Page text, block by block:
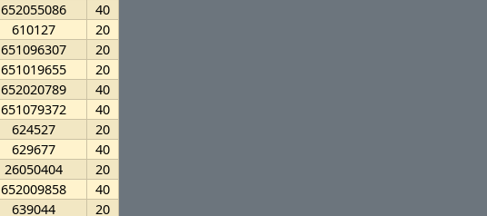
652055086
40
610127
20
651096307
20
651019655
20
652020789
40
651079372
40
624527
20
629677
40
26050404
20
652009858
40
639044 20